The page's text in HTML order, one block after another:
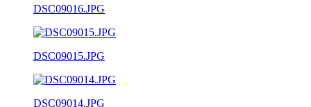
DSC09016.JPG
DSC09015.JPG
DSC09014.JPG